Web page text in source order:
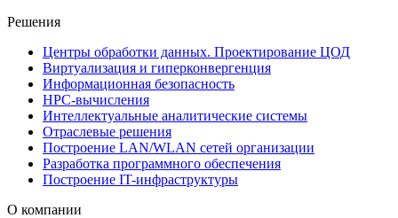
Решения
Центры обработки данных. Проектирование ЦОД
Виртуализация и гиперконвергенция
Информационная безопасность
HPC-вычисления
Интеллектуальные аналитические системы
Отраслевые решения
Построение LAN/WLAN сетей организации
Разработка программного обеспечения
Построение IT-инфраструктуры
О компании